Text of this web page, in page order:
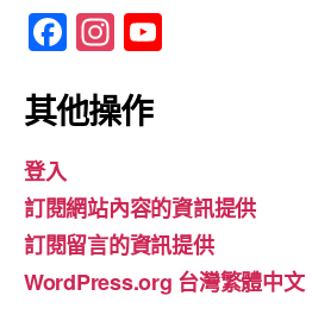
F
a
c
b
o
o
k
In
st
a
gr
a
m
u
b
e
其他操作
登入
訂閱網站內容的資訊提供
訂閱留言的資訊提供
WordPress.org 台灣繁體中文